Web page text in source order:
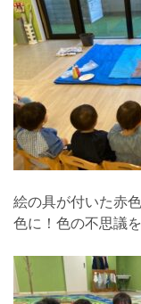
絵の具が付いた赤
色に！色の不思議